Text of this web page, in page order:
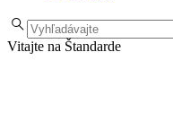
Vitajte na Štandarde